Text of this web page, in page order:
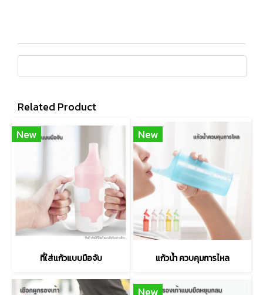
Related Product
New
ที่ใส่แก้วแบบมือจับ
New
แก้วน้ำ ควบคุมการไหล
New